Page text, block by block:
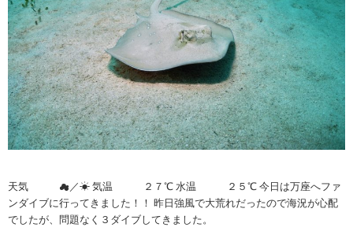
天気 ☁︎／☀︎ 気温 ２７℃ 水温 ２５℃ 今日は万座へファ
ンダイブに行ってきました！！ 昨日強風で大荒れだったので海況が心配
でしたが、問題なく３ダイブしてきました。